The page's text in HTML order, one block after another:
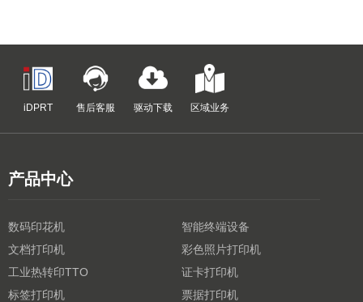
iDPRT 售后客服 驱动下载 区域业务
产品中心
数码印花机
智能终端设备
文档打印机
彩色照片打印机
工业热转印TTO
证卡打印机
标签打印机
票据打印机